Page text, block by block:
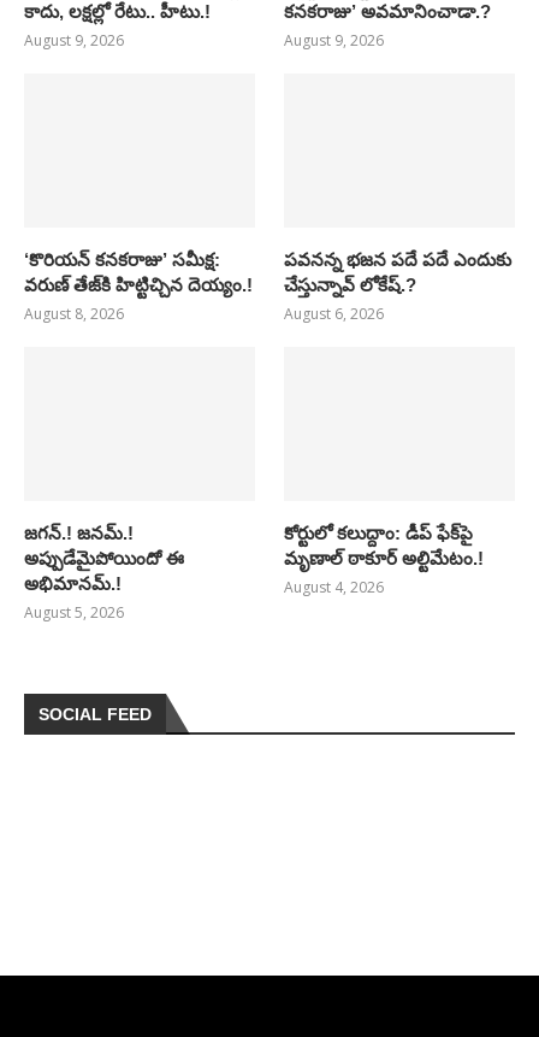
కాదు, లక్షల్లో రేటు.. హీటు.!
August 9, 2026
కనకరాజు’ అవమానించాడా.?
August 9, 2026
‘కొరియన్ కనకరాజు’ సమీక్ష:
వరుణ్ తేజ్‌కి హిట్టిచ్చిన దెయ్యం.!
August 8, 2026
పవనన్న భజన పదే పదే ఎందుకు
చేస్తున్నావ్ లోకేష్.?
August 6, 2026
జగన్.! జనమ్.!
అప్పుడేమైపోయిందో ఈ
అభిమానమ్.!
August 5, 2026
కోర్టులో కలుద్దాం: డీప్ ఫేక్‌పై
మృణాల్ ఠాకూర్ అల్టిమేటం.!
August 4, 2026
SOCIAL FEED